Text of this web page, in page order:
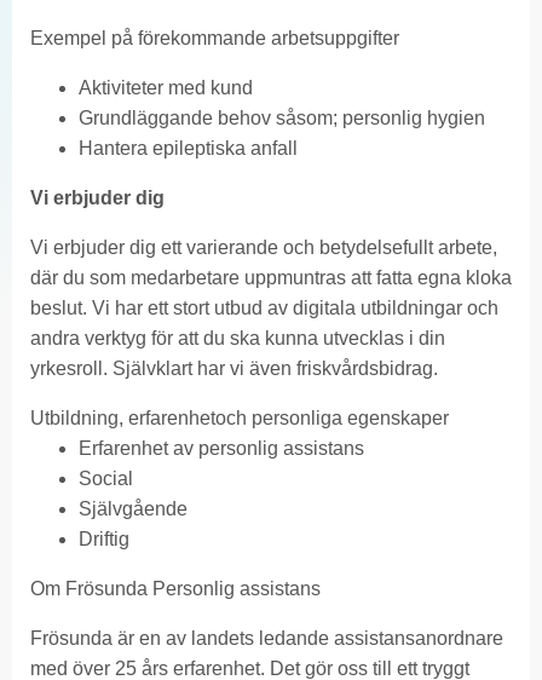
Exempel på förekommande arbetsuppgifter
Aktiviteter med kund
Grundläggande behov såsom; personlig hygien
Hantera epileptiska anfall
Vi erbjuder dig
Vi erbjuder dig ett varierande och betydelsefullt arbete,
där du som medarbetare uppmuntras att fatta egna kloka
beslut. Vi har ett stort utbud av digitala utbildningar och
andra verktyg för att du ska kunna utvecklas i din
yrkesroll. Självklart har vi även friskvårdsbidrag.
Utbildning, erfarenhetoch personliga egenskaper
Erfarenhet av personlig assistans
Social
Självgående
Driftig
Om Frösunda Personlig assistans
Frösunda är en av landets ledande assistansanordnare
med över 25 års erfarenhet. Det gör oss till ett tryggt